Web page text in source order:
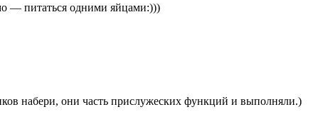
— питаться одними яйцами:)))
набери, они часть прислужеских функций и выполняли.)